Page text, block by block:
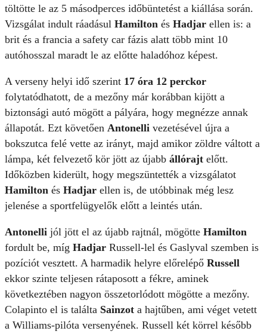
töltötte le az 5 másodperces időbüntetést a kiállása során.
Vizsgálat indult ráadásul Hamilton és Hadjar ellen is: a
brit és a francia a safety car fázis alatt több mint 10
autóhosszal maradt le az előtte haladóhoz képest.
A verseny helyi idő szerint 17 óra 12 perckor
folytatódhatott, de a mezőny már korábban kijött a
biztonsági autó mögött a pályára, hogy megnézze annak
állapotát. Ezt követően Antonelli vezetésével újra a
bokszutca felé vette az irányt, majd amikor zöldre váltott a
lámpa, két felvezető kör jött az újabb állórajt előtt.
Időközben kiderült, hogy megszüntették a vizsgálatot
Hamilton és Hadjar ellen is, de utóbbinak még lesz
jelenése a sportfelügyelők előtt a leintés után.
Antonelli jól jött el az újabb rajtnál, mögötte Hamilton
fordult be, míg Hadjar Russell-lel és Gaslyval szemben is
pozíciót vesztett. A harmadik helyre előrelépő Russell
ekkor szinte teljesen rátaposott a fékre, aminek
következtében nagyon összetorlódott mögötte a mezőny.
Colapinto el is találta Sainzot a hajtűben, ami véget vetett
a Williams-pilóta versenyének. Russell két körrel később